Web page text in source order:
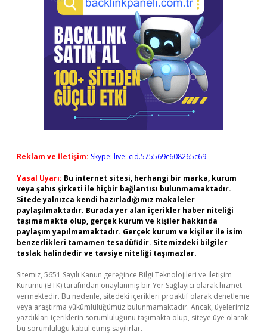
Reklam ve İletişim: Skype: live:.cid.575569c608265c69
Yasal Uyarı: Bu internet sitesi, herhangi bir marka, kurum
veya şahıs şirketi ile hiçbir bağlantısı bulunmamaktadır.
Sitede yalnızca kendi hazırladığımız makaleler
paylaşılmaktadır. Burada yer alan içerikler haber niteliği
taşımamakta olup, gerçek kurum ve kişiler hakkında
paylaşım yapılmamaktadır. Gerçek kurum ve kişiler ile isim
benzerlikleri tamamen tesadüfidir. Sitemizdeki bilgiler
taslak halindedir ve tavsiye niteliği taşımazlar.
Sitemiz, 5651 Sayılı Kanun gereğince Bilgi Teknolojileri ve İletişim
Kurumu (BTK) tarafından onaylanmış bir Yer Sağlayıcı olarak hizmet
vermektedir. Bu nedenle, sitedeki içerikleri proaktif olarak denetleme
veya araştırma yükümlülüğümüz bulunmamaktadır. Ancak, üyelerimiz
yazdıkları içeriklerin sorumluluğunu taşımakta olup, siteye üye olarak
bu sorumluluğu kabul etmiş sayılırlar.